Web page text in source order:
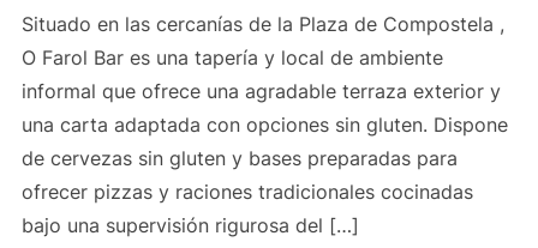
Situado en las cercanías de la Plaza de Compostela ,
O Farol Bar es una tapería y local de ambiente
informal que ofrece una agradable terraza exterior y
una carta adaptada con opciones sin gluten. Dispone
de cervezas sin gluten y bases preparadas para
ofrecer pizzas y raciones tradicionales cocinadas
bajo una supervisión rigurosa del […]